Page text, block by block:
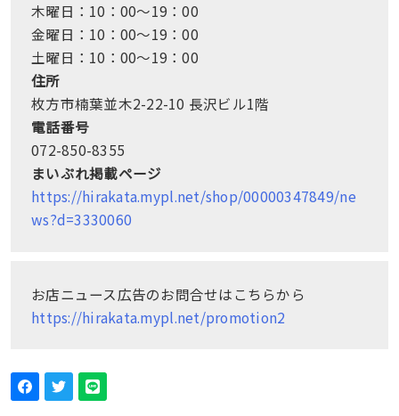
木曜日：10：00～19：00
金曜日：10：00～19：00
土曜日：10：00～19：00
住所
枚方市楠葉並木2-22-10 長沢ビル1階
電話番号
072-850-8355
まいぷれ掲載ページ
https://hirakata.mypl.net/shop/00000347849/ne
ws?d=3330060
お店ニュース広告のお問合せはこちらから
https://hirakata.mypl.net/promotion2